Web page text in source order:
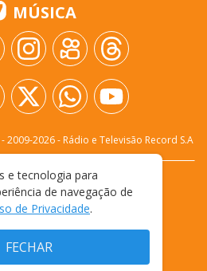
MÚSICA
2009-2026- Rádio e Televisão Record S.A
CONOSCO
PRIVACIDADE
CONDIÇÕES DE USO
e tecnologia para
de navegação de
de Privacidade.
FECHAR